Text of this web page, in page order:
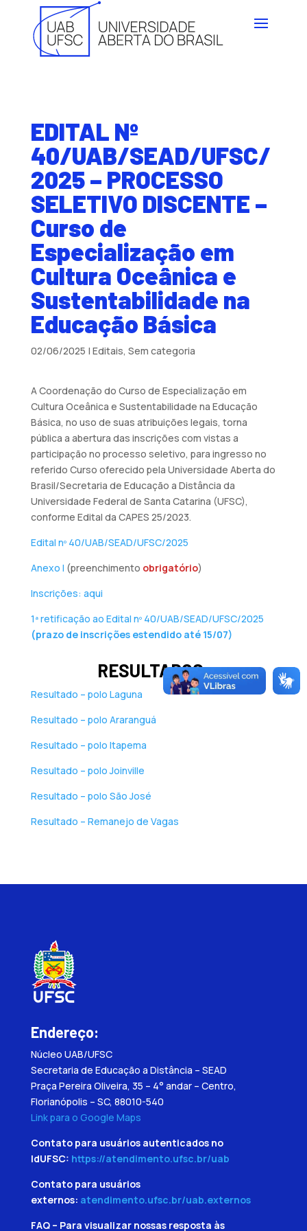
EDITAL Nº
40/UAB/SEAD/UFSC/
2025 – PROCESSO
SELETIVO DISCENTE –
Curso de
Especialização em
Cultura Oceânica e
Sustentabilidade na
Educação Básica
02/06/2025 | Editais, Sem categoria
A Coordenação do Curso de Especialização em
Cultura Oceânica e Sustentabilidade na Educação
Básica, no uso de suas atribuições legais, torna
pública a abertura das inscrições com vistas a
participação no processo seletivo, para ingresso no
referido Curso oferecido pela Universidade Aberta do
Brasil/Secretaria de Educação a Distância da
Universidade Federal de Santa Catarina (UFSC),
conforme Edital da CAPES 25/2023.
Edital nº 40/UAB/SEAD/UFSC/2025
Anexo I (preenchimento obrigatório)
Inscrições: aqui
1ª retificação ao Edital nº 40/UAB/SEAD/UFSC/2025
(prazo de inscrições estendido até 15/07)
RESULTADOS:
Resultado – polo Laguna
Resultado – polo Araranguá
Resultado – polo Itapema
Resultado – polo Joinville
Resultado – polo São José
Resultado – Remanejo de Vagas
Endereço:
Núcleo UAB/UFSC
Secretaria de Educação a Distância – SEAD
Praça Pereira Oliveira, 35 – 4° andar – Centro,
Florianópolis – SC, 88010-540
Link para o Google Maps
Contato para usuários autenticados no
IdUFSC: https://atendimento.ufsc.br/uab
Contato para usuários
externos: atendimento.ufsc.br/uab.externos
FAQ – Para visualizar nossas resposta às